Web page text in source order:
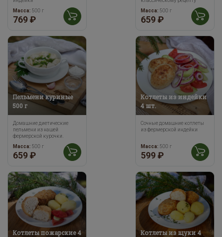
Масса: 500 г
769 ₽
Масса: 500 г
659 ₽
Пельмени куриные
500 г
Домашние диетические
пельмени из нашей
фермерской курочки.
Масса: 500 г
659 ₽
Котлеты из индейки
4 шт.
Сочные домашние котлеты
из фермерской индейки
Масса: 500 г
599 ₽
Котлеты пожарские 4
Котлеты из щуки 4